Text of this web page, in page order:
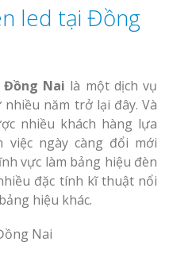
led tại Đồng
Nai là một dịch vụ
năm trở lại đây. Và
nhiều khách hàng lựa
việc ngày càng đổi mới
vực làm bảng hiệu đèn
đặc tính kĩ thuật nổi
hiệu khác.